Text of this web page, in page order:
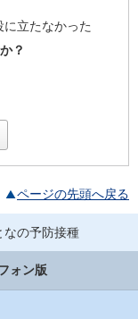
に立たなかった
？
ページの先頭へ戻る
なの予防接種
ォン版